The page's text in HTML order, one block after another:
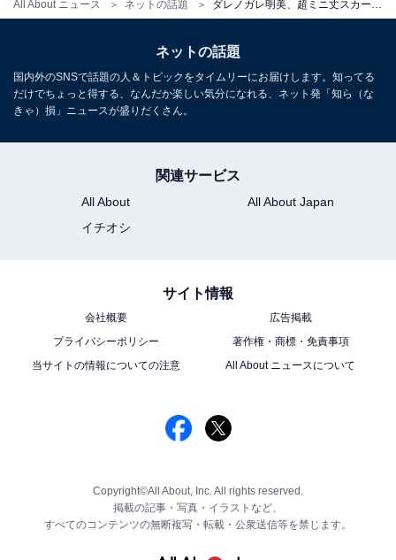
All About ニュース ネットの話題
ネットの話題
国内外のSNSで話題の人＆トピックをタイムリーにお届けします。知ってる
だけでちょっと得する、なんだか楽しい気分になれる、ネット発「知ら（な
きゃ）損」ニュースが盛りだくさん。
関連サービス
All About
All About Japan
イチオシ
サイト情報
会社概要
広告掲載
プライバシーポリシー
著作権・商標・免責事項
当サイトの情報についての注意
All About ニュースについて
Copyright©All About, Inc. All rights reserved.
掲載の記事・写真・イラストなど、
すべてのコンテンツの無断複写・転載・公衆送信等を禁じます。